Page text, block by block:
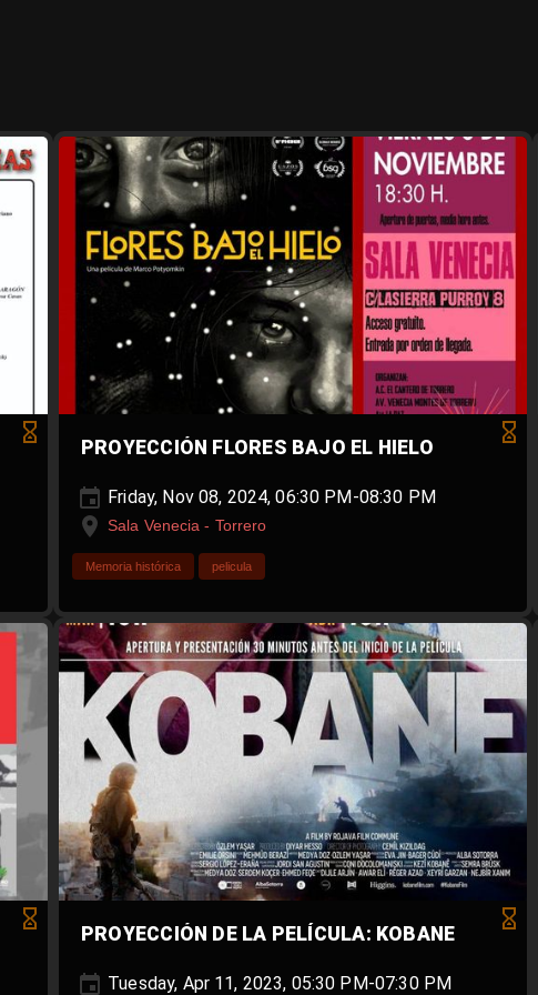
PROYECCIÓN FLORES BAJO EL HIELO
Friday, Nov 08, 2024, 06:30 PM-08:30 PM
Sala Venecia - Torrero
Memoria histórica pelicula
PROYECCIÓN DE LA PELÍCULA: KOBANE
Tuesday, Apr 11, 2023, 05:30 PM-07:30 PM